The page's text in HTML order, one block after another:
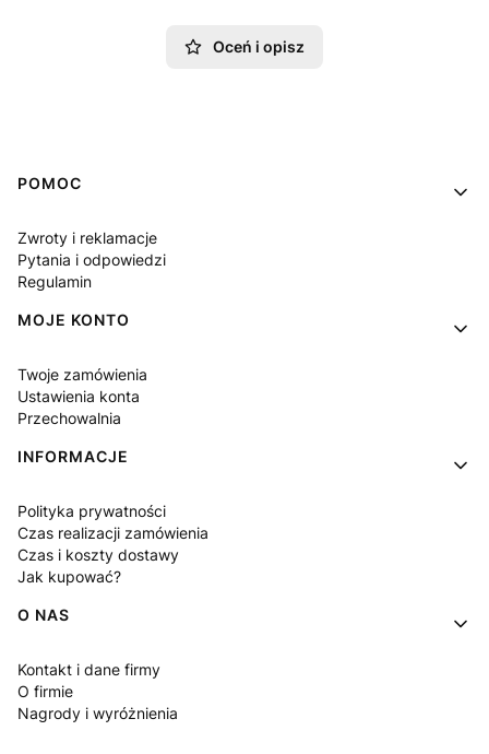
Oceń i opisz
Linki w stopce
POMOC
Zwroty i reklamacje
Pytania i odpowiedzi
Regulamin
MOJE KONTO
Twoje zamówienia
Ustawienia konta
Przechowalnia
INFORMACJE
Polityka prywatności
Czas realizacji zamówienia
Czas i koszty dostawy
Jak kupować?
O NAS
Kontakt i dane firmy
O firmie
Nagrody i wyróżnienia